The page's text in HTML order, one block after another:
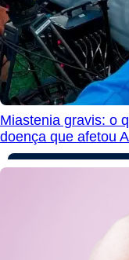
Miastenia gravis: o
doença que afetou